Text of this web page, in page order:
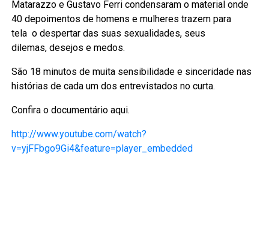
Matarazzo e Gustavo Ferri condensaram o material onde
40 depoimentos de homens e mulheres trazem para
tela o despertar das suas sexualidades, seus
dilemas, desejos e medos.
São 18 minutos de muita sensibilidade e sinceridade nas
histórias de cada um dos entrevistados no curta.
Confira o documentário aqui.
http://www.youtube.com/watch?
v=yjFFbgo9Gi4&feature=player_embedded